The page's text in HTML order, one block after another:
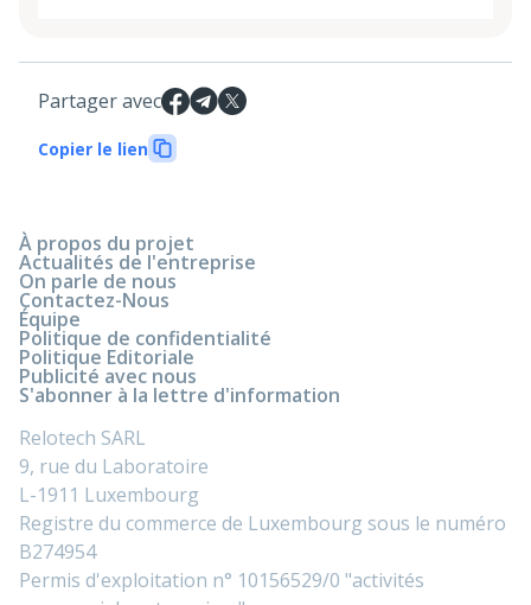
Partager avec
Copier le lien
À propos du projet
Actualités de l'entreprise
On parle de nous
Contactez-Nous
Équipe
Politique de confidentialité
Politique Editoriale
Publicité avec nous
S'abonner à la lettre d'information
Relotech SARL
9, rue du Laboratoire
L-1911 Luxembourg
Registre du commerce de Luxembourg sous le numéro
B274954
Permis d'exploitation n° 10156529/0 "activités